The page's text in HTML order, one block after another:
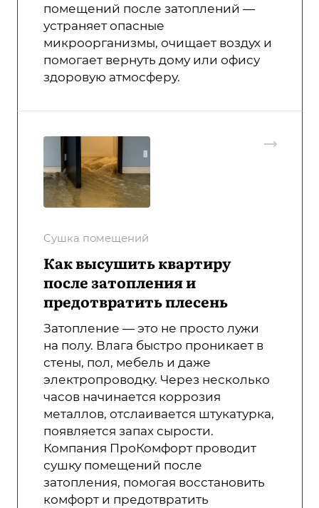
помещений после затоплений —
устраняет опасные
микроорганизмы, очищает воздух и
помогает вернуть дому или офису
здоровую атмосферу.
Сушка помещений
Как высушить квартиру
после затопления и
предотвратить плесень
Затопление — это не просто лужи
на полу. Влага быстро проникает в
стены, пол, мебель и даже
электропроводку. Через несколько
часов начинается коррозия
металлов, отслаивается штукатурка,
появляется запах сырости.
Компания ПроКомфорт проводит
сушку помещений после
затопления, помогая восстановить
комфорт и предотвратить